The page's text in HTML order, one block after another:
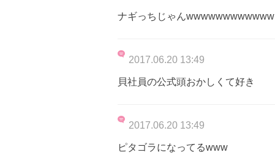
ナギっちじゃんwwwwwwwwwwww
2017.06.20 13:49
貝社員の公式頭おかしくて好き
2017.06.20 13:49
ピタゴラになってるwww